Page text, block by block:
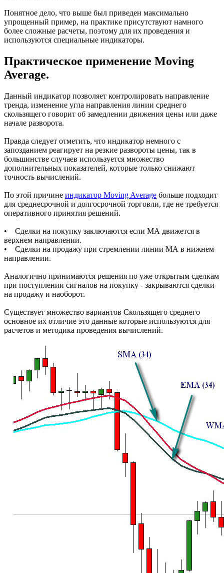
Понятное дело, что выше был приведен максимально
упрощенный пример, на практике присутствуют намного
более сложные расчеты, поэтому для их проведения и
используются специальные индикаторы.
Практическое применение Moving
Average.
Данный индикатор позволяет контролировать направление
тренда, изменение угла направления линии среднего
скользящего говорит об замедлении движения цены или даже
начале разворота.
Правда следует отметить, что индикатор немного с
запозданием реагирует на резкие развороты цены, так в
большинстве случаев используется множество
дополнительных показателей, которые только снижают
точность вычислений.
По этой причине индикатор Moving Average больше подходит
для среднесрочной и долгосрочной торговли, где не требуется
оперативного принятия решений.
• Сделки на покупку заключаются если МА движется в
верхнем направлении.
• Сделки на продажу при стремлении линии МА в нижнем
направлении.
Аналогично принимаются решения по уже открытым сделкам
при поступлении сигналов на покупку - закрываются сделки
на продажу и наоборот.
Существует множество вариантов Скользящего среднего
основное их отличие это данные которые используются для
расчетов и методика проведения вычислений.